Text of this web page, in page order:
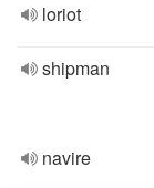
loriot
shipman
navire